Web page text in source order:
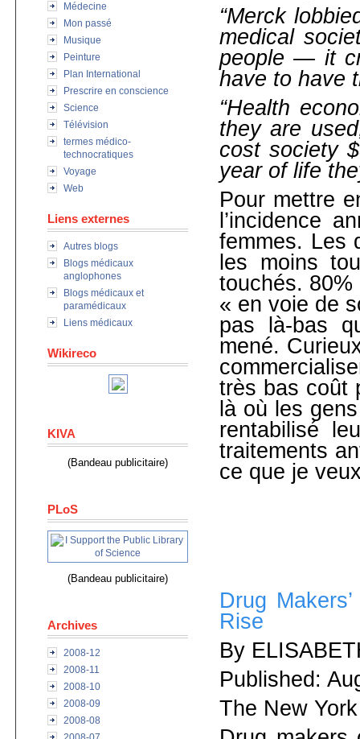
Médecine
Mon passé
Musique
Peinture
Plan International
Prescrire en conscience
Science
Télévision
termes médico-
technocratiques
Voyage
Web
Liens externes
Autres blogs
Blogs médicaux
anglophones
Blogs médicaux et
paramédicaux
Liens médicaux
Wikireco
KIVA
(Bandeau publicitaire)
PLoS
(Bandeau publicitaire)
Archives
2008-12
2008-11
2008-10
2008-09
2008-08
“Merck
medical
people — it
have to have
“Health
they are
cost society
year of life
Pour mettre
l’incidence
femmes. Les
les moins
touchés.
« en voie de
pas là-bas
mené.
très bas coût
là où les
rentabilisé
traitements
ce que je
Drug
Rise
By
Published:
The New